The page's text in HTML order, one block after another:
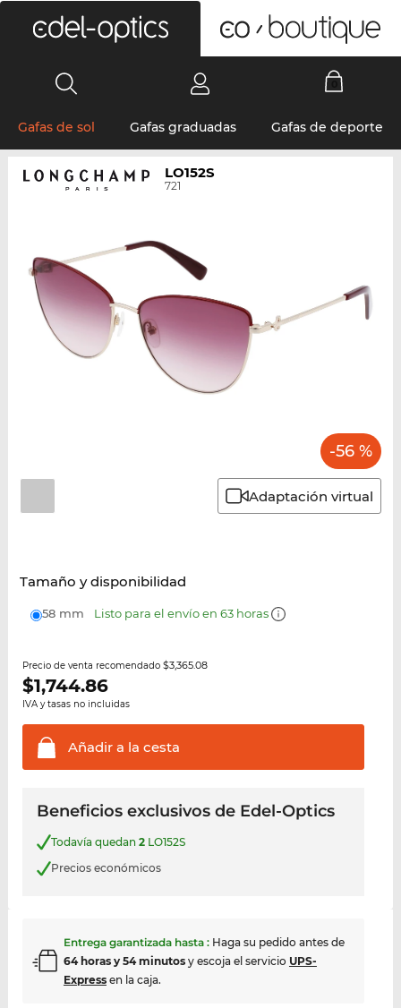
Gafas de sol Gafas graduadas Gafas de deporte
LO152S
721
-56 %
Adaptación virtual
Tamaño y disponibilidad
58 mm Listo para el envío en 63 horas
Precio de venta recomendado $3,365.08
$1,744.86
IVA y tasas no incluidas
Añadir a la cesta
Beneficios exclusivos de Edel-Optics
Todavía quedan 2LO152S
Precios económicos
Entrega garantizada hasta : Haga su pedido antes de
64 horas y 54 minutosy escoja el servicio UPS-
Expressen la caja.